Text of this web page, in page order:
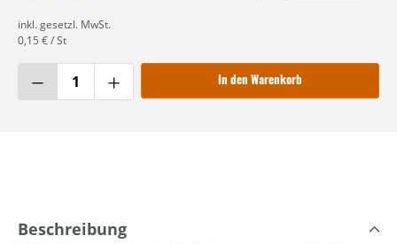
inkl. gesetzl. MwSt.
0,15 € / St
In den Warenkorb
Beschreibung